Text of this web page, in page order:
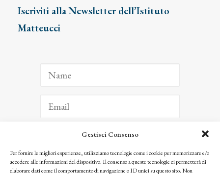
Gestisci Consenso
Per fornire le migliori esperienze, utilizziamo tecnologie come i cookie per memorizzare e/o
accedere alle informazioni del dispositivo. Il consenso a queste tecnologie ci permetterà di
elaborare dati come il comportamento di navigazione o ID unici su questo sito. Non
Iscriviti alla Newsletter dell’Istituto
Matteucci
ISCRIVITI
Facendo clic per iscriverti, riconosci che le tue informazioni saranno trattate